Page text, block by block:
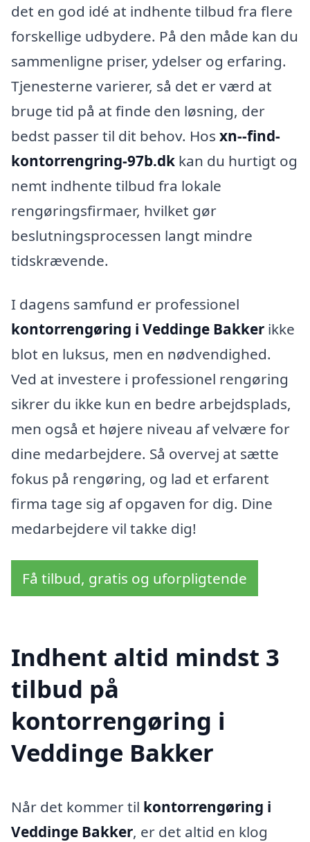
det en god idé at indhente tilbud fra flere
forskellige udbydere. På den måde kan du
sammenligne priser, ydelser og erfaring.
Tjenesterne varierer, så det er værd at
bruge tid på at finde den løsning, der
bedst passer til dit behov. Hos xn--find-
kontorrengring-97b.dk kan du hurtigt og
nemt indhente tilbud fra lokale
rengøringsfirmaer, hvilket gør
beslutningsprocessen langt mindre
tidskrævende.
I dagens samfund er professionel
kontorrengøring i Veddinge Bakker ikke
blot en luksus, men en nødvendighed.
Ved at investere i professionel rengøring
sikrer du ikke kun en bedre arbejdsplads,
men også et højere niveau af velvære for
dine medarbejdere. Så overvej at sætte
fokus på rengøring, og lad et erfarent
firma tage sig af opgaven for dig. Dine
medarbejdere vil takke dig!
Få tilbud, gratis og uforpligtende
Indhent altid mindst 3
tilbud på
kontorrengøring i
Veddinge Bakker
Når det kommer til kontorrengøring i
Veddinge Bakker, er det altid en klog